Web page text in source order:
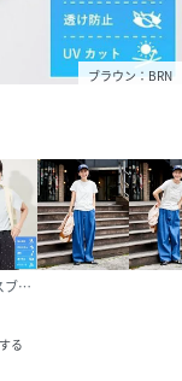
ブラウン：BRN
ルー
る